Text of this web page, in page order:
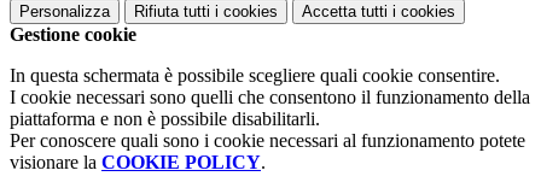
Personalizza Rifiuta tutti i cookies Accetta tutti i cookies
Gestione cookie
In questa schermata è possibile scegliere quali cookie consentire.
I cookie necessari sono quelli che consentono il funzionamento della
piattaforma e non è possibile disabilitarli.
Per conoscere quali sono i cookie necessari al funzionamento potete
visionare la COOKIE POLICY.